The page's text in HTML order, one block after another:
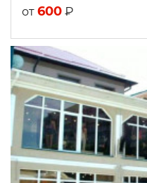
от 600 ₽